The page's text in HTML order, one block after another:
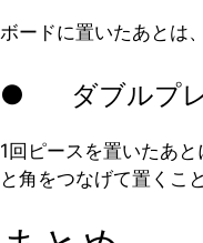
ボードに置いたあとは
● ダブルプ
1回ピースを置いたあ
と角をつなげて置くこ